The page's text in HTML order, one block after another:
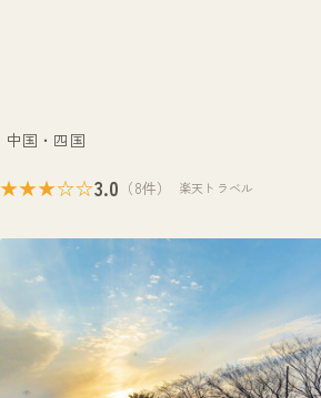
中国・四国
★★★☆☆3.0 （8件） 楽天トラベル